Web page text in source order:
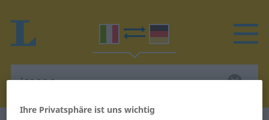
Ihre Privatsphäre ist uns wichtig